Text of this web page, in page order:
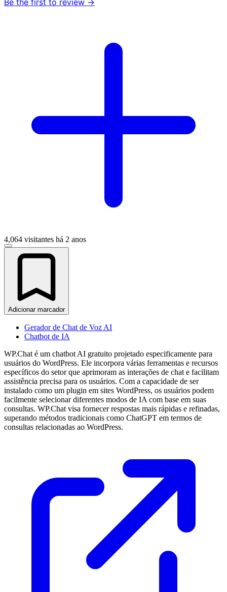
Be the first to review →
4,064 visitantes há 2 anos
Adicionar marcador
Gerador de Chat de Voz AI
Chatbot de IA
WP.Chat é um chatbot AI gratuito projetado especificamente para
usuários do WordPress. Ele incorpora várias ferramentas e recursos
específicos do setor que aprimoram as interações de chat e facilitam
assistência precisa para os usuários. Com a capacidade de ser
instalado como um plugin em sites WordPress, os usuários podem
facilmente selecionar diferentes modos de IA com base em suas
consultas. WP.Chat visa fornecer respostas mais rápidas e refinadas,
superando métodos tradicionais como ChatGPT em termos de
consultas relacionadas ao WordPress.